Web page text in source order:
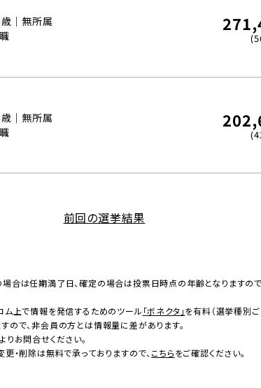
｜無所属
｜無所属
前回の選挙結果
合は任期満了日、確定の場合は投票日時点の年齢となります
ム上で情報を発信するためのツール 「ボネクタ」を有料（選挙種別
ので、非会員の方とは情報量に差があります。
よりお問合せください。
・削除は無料で承っておりますので、 こちらをご確認ください。